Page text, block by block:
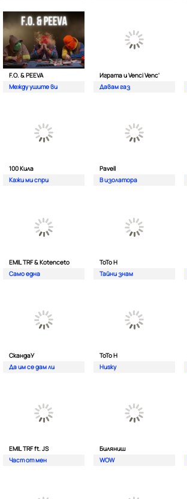
F.O. & PEEVA
Между ушите ви
Играта и Venci Venc'
Давам газ
100 Кила
Кажи ми спри
Pavell
В изолатора
EMIL TRF & Kotenceto
Само една
ТоТо Н
Тайни знам
СкандаУ
Да им се дам ли
ToTo H
Husky
EMIL TRF ft. JS
Част от мен
Биляниш
WOW